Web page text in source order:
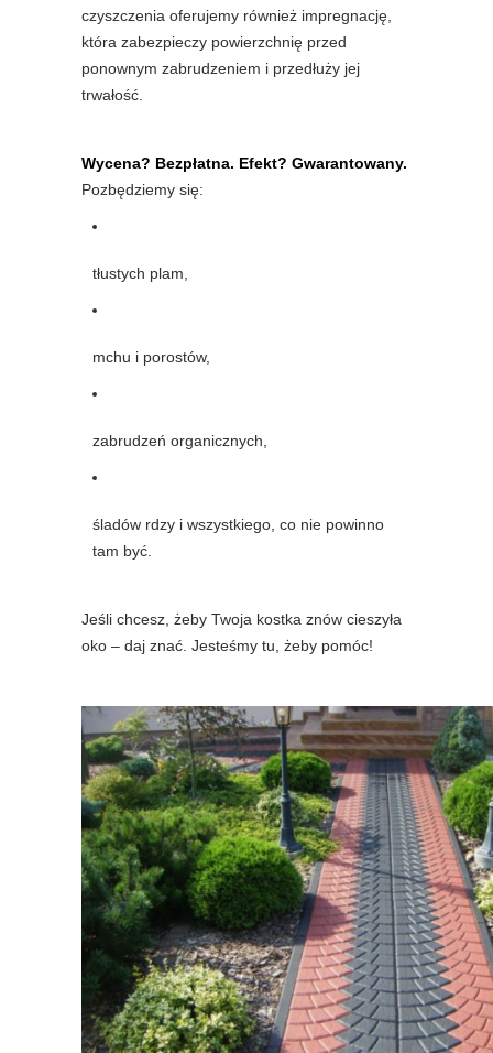
czyszczenia oferujemy również impregnację,
która zabezpieczy powierzchnię przed
ponownym zabrudzeniem i przedłuży jej
trwałość.
Wycena? Bezpłatna. Efekt? Gwarantowany.
Pozbędziemy się:
tłustych plam,
mchu i porostów,
zabrudzeń organicznych,
śladów rdzy i wszystkiego, co nie powinno
tam być.
Jeśli chcesz, żeby Twoja kostka znów cieszyła
oko – daj znać. Jesteśmy tu, żeby pomóc!